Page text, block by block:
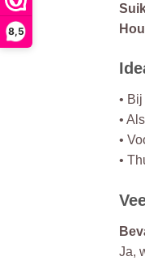
8,5
•
•
•
•
Ja,